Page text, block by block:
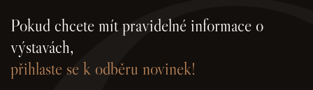
Pokud chcete mít pravidelné informace o
výstavách,
přihlaste se k odběru novinek!